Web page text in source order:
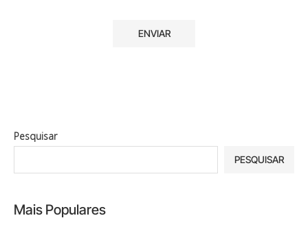
Pesquisar
PESQUISAR
Mais Populares